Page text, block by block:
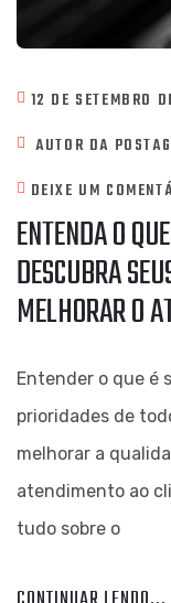
12 DE SETEMBRO
AUTOR DA
DEIXE UM
ENTENDA O
DESCUBRA
MELHORAR O
Entender o que é
prioridades de
melhorar a
atendimento ao
tudo sobre o